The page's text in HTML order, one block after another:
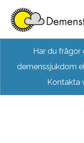
content
Har du frågor
demenssjukdom
Kontakta